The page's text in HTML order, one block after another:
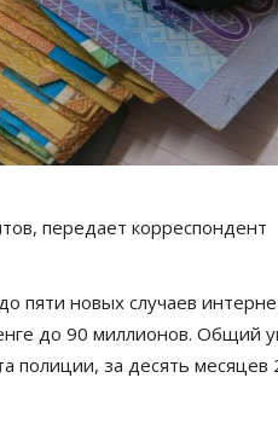
передает корреспондент
пяти новых случаев
до 90 миллионов. Общий
полиции, за десять месяцев